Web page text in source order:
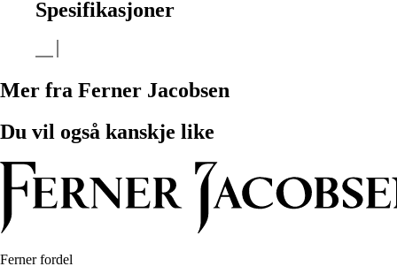
Spesifikasjoner
Mer fra Ferner Jacobsen
Du vil også kanskje like
Ferner fordel